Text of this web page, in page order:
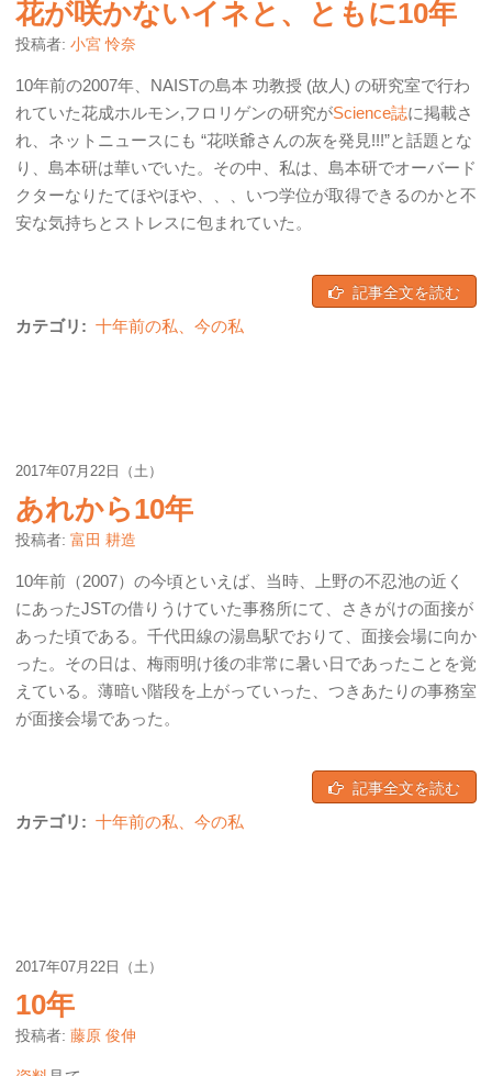
花が咲かないイネと、ともに10年
投稿者: 小宮 怜奈
10年前の2007年、NAISTの島本 功教授 (故人) の研究室で行わ
れていた花成ホルモン,フロリゲンの研究がScience誌に掲載さ
れ、ネットニュースにも “花咲爺さんの灰を発見!!!”と話題とな
り、島本研は華いでいた。その中、私は、島本研でオーバード
クターなりたてほやほや、、、いつ学位が取得できるのかと不
安な気持ちとストレスに包まれていた。
記事全文を読む
カテゴリ: 十年前の私、今の私
2017年07月22日（土）
あれから10年
投稿者: 富田 耕造
10年前（2007）の今頃といえば、当時、上野の不忍池の近く
にあったJSTの借りうけていた事務所にて、さきがけの面接が
あった頃である。千代田線の湯島駅でおりて、面接会場に向か
った。その日は、梅雨明け後の非常に暑い日であったことを覚
えている。薄暗い階段を上がっていった、つきあたりの事務室
が面接会場であった。
記事全文を読む
カテゴリ: 十年前の私、今の私
2017年07月22日（土）
10年
投稿者: 藤原 俊伸